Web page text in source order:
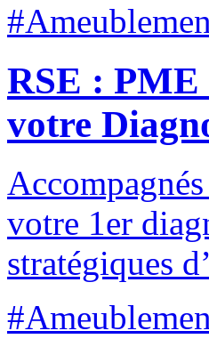
RSE : PME
votre
votre 1er
stratégiques